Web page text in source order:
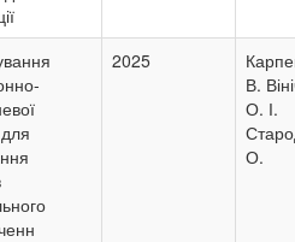
2025
В.
О. І.
О.